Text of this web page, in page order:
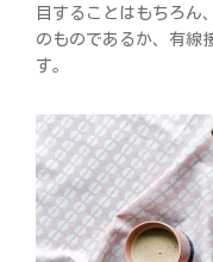
目することはもちろん
のものであるか、有線
す。